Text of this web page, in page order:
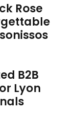
Rose
B2B
Lyon